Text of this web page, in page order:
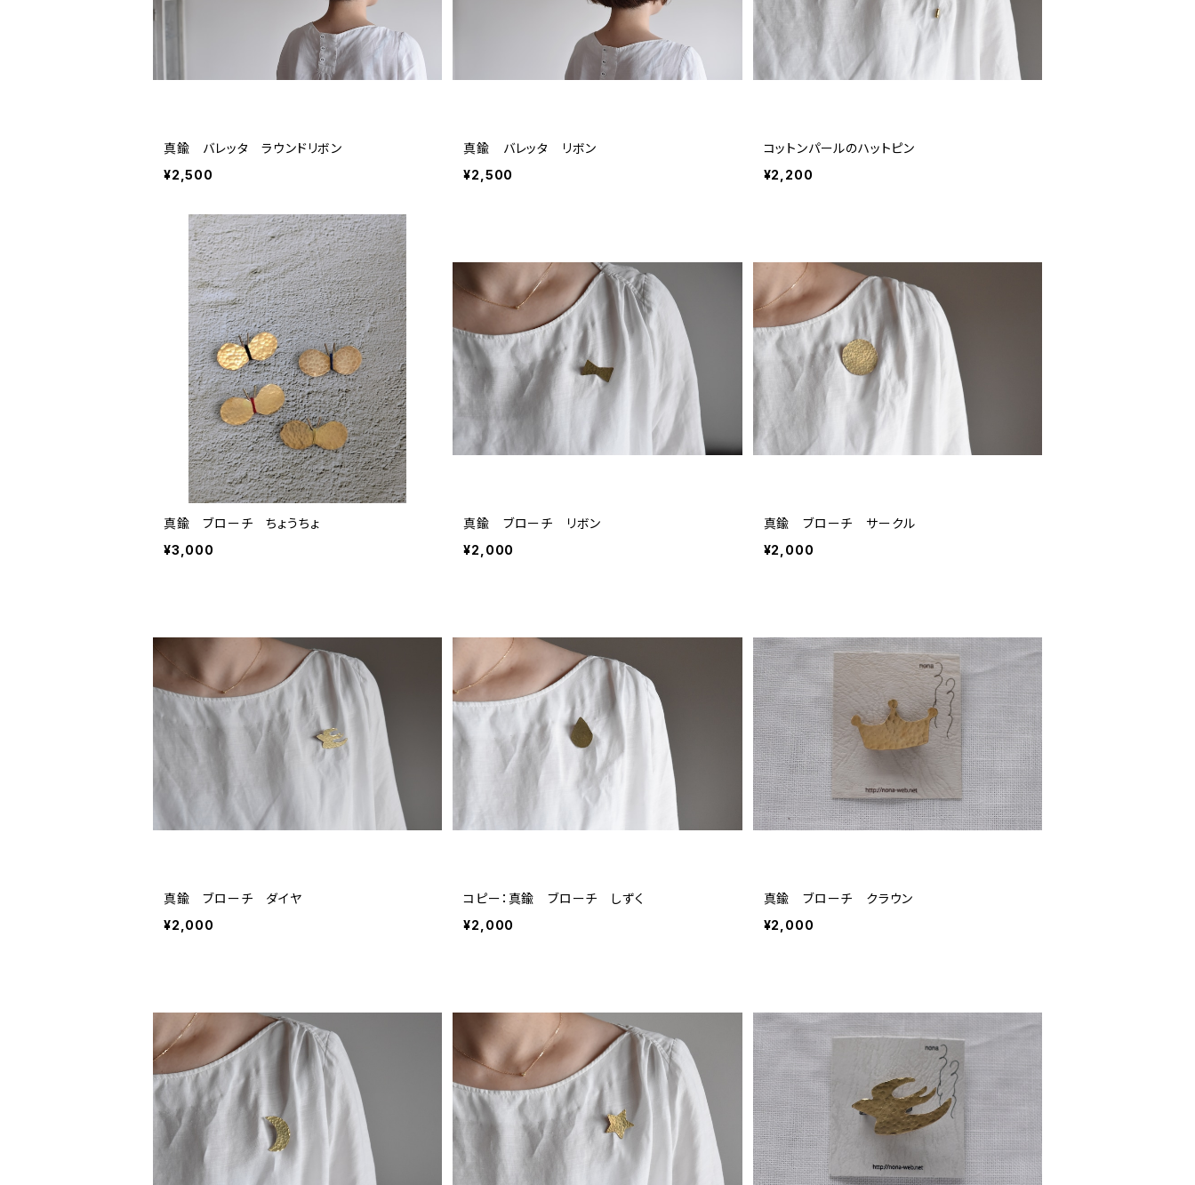
真鍮 バレッタ ラウンドリボン
¥2,500
真鍮 バレッタ リボン
¥2,500
コットンパールのハットピン
¥2,200
真鍮 ブローチ ちょうちょ
¥3,000
真鍮 ブローチ リボン
¥2,000
真鍮 ブローチ サークル
¥2,000
真鍮 ブローチ ダイヤ
¥2,000
コピー：真鍮 ブローチ しずく
¥2,000
真鍮 ブローチ クラウン
¥2,000